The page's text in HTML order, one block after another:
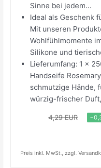
Sinne bei jedem...
Ideal als Geschenk
Mit unseren
Wohlfühlmomente
Silikone und
Lieferumfang: 1 x
Handseife
schmutzige Hände,
würzig-frischer
4,29 EUR
Preis inkl. MwSt., zzgl.